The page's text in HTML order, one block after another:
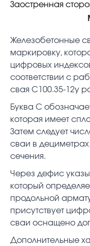
Заостренная
Железобетонные
маркировку,
цифровых
соответствии с
свая С100.35-12у
Буква С
которая имеет
Затем следует
сваи в
сечения.
Через дефис
который
продольной
присутствует
сваи оснащено
Дополнительные